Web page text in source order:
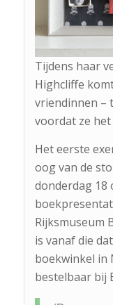
Tijdens haar
Highcliffe
vriendinnen –
voordat ze
Het eerste
oog van de
donderdag 18
Rijksmuseum
is vanaf die
boekwinkel in
bestelbaar bij